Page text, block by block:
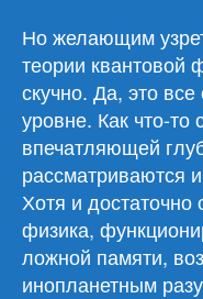
Но желающим
теории квантовой
скучно. Да, это
уровне. Как что-то
впечатляющей
рассматриваются
Хотя и достаточно
физика,
ложной памяти,
инопланетным